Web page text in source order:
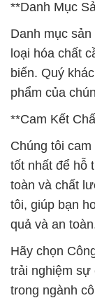
**Danh Mục
Danh mục
loại hóa chất
biến. Quý
phẩm của
**Cam Kết
Chúng tôi
tốt nhất để hỗ
toàn và chất
tôi, giúp bạn
quả và an
Hãy chọn
trải nghiệm sự
trong ngành